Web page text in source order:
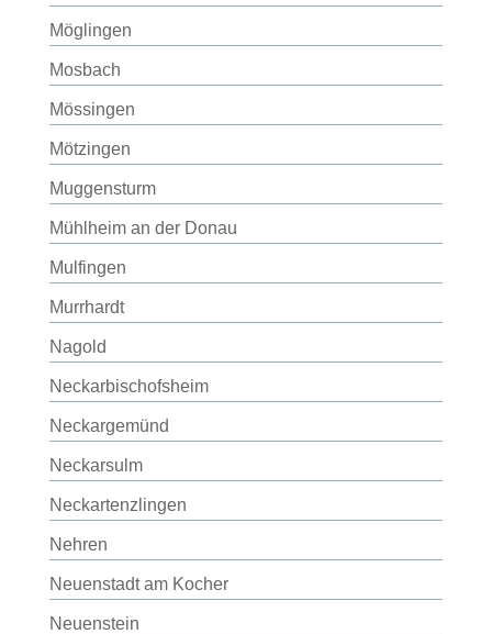
Möglingen
Mosbach
Mössingen
Mötzingen
Muggensturm
Mühlheim an der Donau
Mulfingen
Murrhardt
Nagold
Neckarbischofsheim
Neckargemünd
Neckarsulm
Neckartenzlingen
Nehren
Neuenstadt am Kocher
Neuenstein